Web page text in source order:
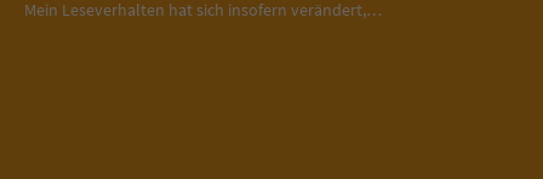
Mein Leseverhalten hat sich insofern verändert,…